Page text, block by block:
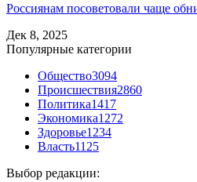
Россиянам посоветовали чаще
Дек 8, 2025
Популярные категории
Общество3094
Происшествия2860
Политика1417
Экономика1272
Здоровье1234
Власть1125
Выбор редакции: